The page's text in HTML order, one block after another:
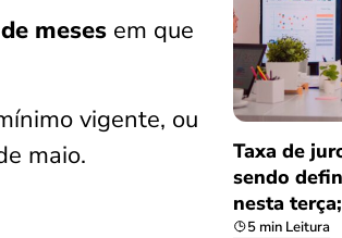
meses em que
vigente, ou
maio.
Taxa de
sendo
nesta
5 min Leitura